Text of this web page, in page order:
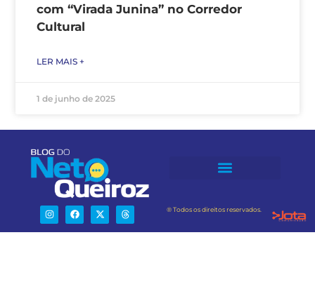
com “Virada Junina” no Corredor
Cultural
LER MAIS +
1 de junho de 2025
® Todos os direitos reservados.